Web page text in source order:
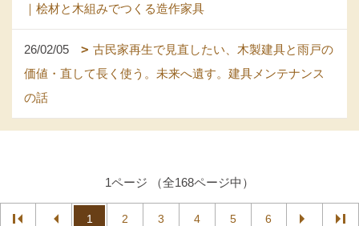
｜桧材と木組みでつくる造作家具
26/02/05
古民家再生で見直したい、木製建具と雨戸の
価値・直して長く使う。未来へ遺す。建具メンテナンス
の話
1ページ （全168ページ中）
1 2 3 4 5 6